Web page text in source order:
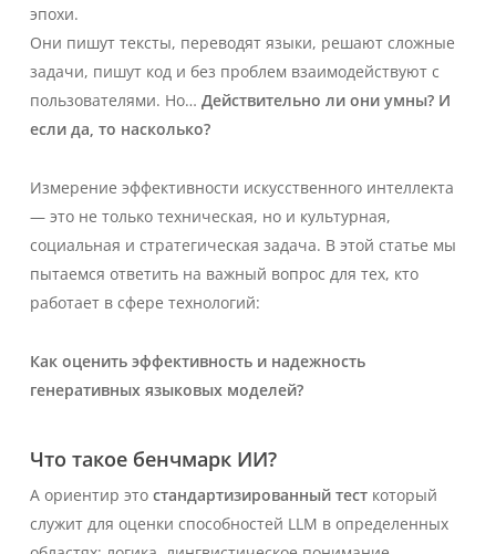
эпохи.
Они пишут тексты, переводят языки, решают сложные
задачи, пишут код и без проблем взаимодействуют с
пользователями. Но… Действительно ли они умны? И
если да, то насколько?
Измерение эффективности искусственного интеллекта
— это не только техническая, но и культурная,
социальная и стратегическая задача. В этой статье мы
пытаемся ответить на важный вопрос для тех, кто
работает в сфере технологий:
Как оценить эффективность и надежность
генеративных языковых моделей?
Что такое бенчмарк ИИ?
А ориентир это стандартизированный тесткоторый
служит для оценки способностей LLM в определенных